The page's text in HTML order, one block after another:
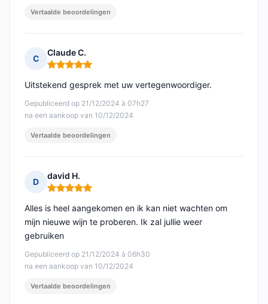
Vertaalde beoordelingen
C
Claude C.
Opmerking: 5 van 5
Gepubliceerd op 21/12/2024 à 07h27
na een aankoop van 10/12/2024
Uitstekend gesprek met uw vertegenwoordiger.
Vertaalde beoordelingen
D
david H.
Opmerking: 5 van 5
Gepubliceerd op 21/12/2024 à 06h30
na een aankoop van 10/12/2024
Alles is heel aangekomen en ik kan niet wachten om
mijn nieuwe wijn te proberen. Ik zal jullie weer
gebruiken
Vertaalde beoordelingen